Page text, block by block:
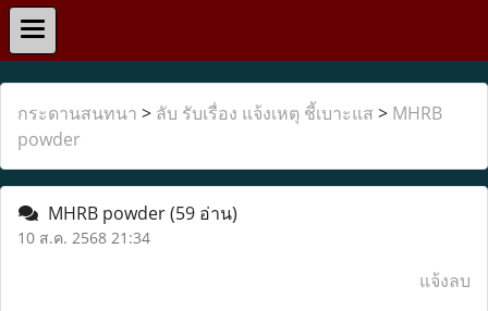
กระดานสนทนา > ลับ รับเรื่อง แจ้งเหตุ ชี้เบาะแส > MHRB
powder
MHRB powder(59 อ่าน)
10 ส.ค. 2568 21:34
แจ้งลบ